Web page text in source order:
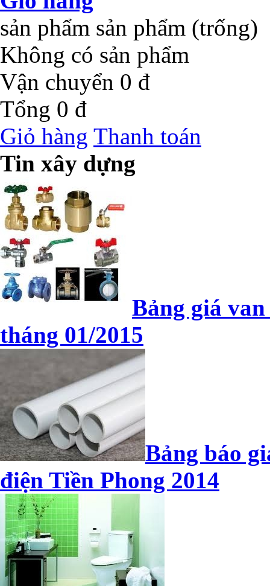
sản phẩm sản phẩm (trống)
Không có sản phẩm
Vận chuyển 0 đ
Tổng 0 đ
Giỏ hàng Thanh toán
Tin xây dựng
Bảng giá
tháng 01/2015
Bảng báo
điện Tiền Phong 2014